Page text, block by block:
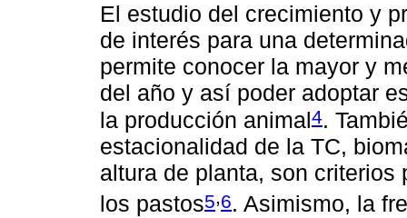
El estudio del crecimiento y
de interés para una
permite conocer la mayor y
del año y así poder adoptar
la producción animal4.
estacionalidad de la TC,
altura de planta, son
los pastos5,6. Asimismo, la